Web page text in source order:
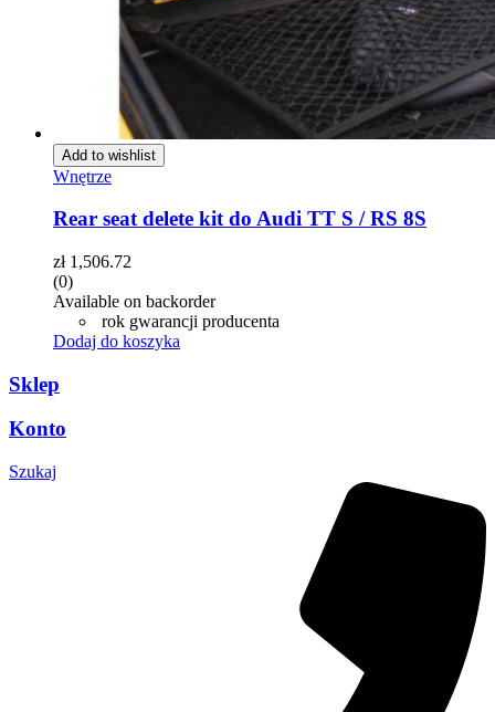
Add to wishlist
Wnętrze
Rear seat delete kit do Audi TT S / RS 8S
zł1,506.72
(0)
Available on backorder
rok gwarancji producenta
Dodaj do koszyka
Sklep
Konto
Szukaj